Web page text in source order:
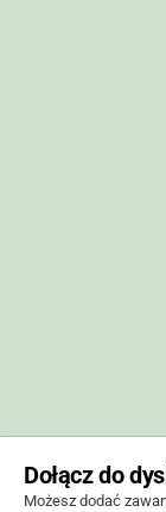
Dołącz do
Możesz dodać